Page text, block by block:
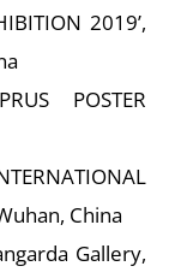
2019’,
POSTER
China
Gallery,